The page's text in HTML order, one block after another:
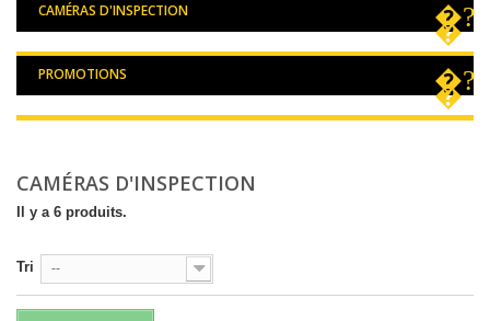
CAMÉRAS D'INSPECTION
PROMOTIONS
CAMÉRAS D'INSPECTION
Il y a 6 produits.
Tri --